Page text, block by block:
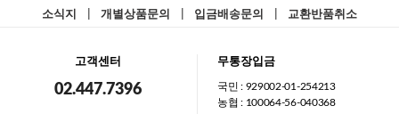
소식지 개별상품문의 입금배송문의 교환반품취소
고객센터
02.447.7396
무통장입금
국민 : 929002-01-254213
농협 : 100064-56-040368